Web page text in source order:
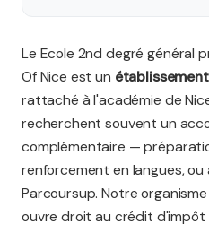
Le Ecole 2nd degré général
Of Nice est un
rattaché à l'académie de
recherchent souvent un
complémentaire —
renforcement en langues,
Parcoursup. Notre
ouvre droit au crédit d'impôt